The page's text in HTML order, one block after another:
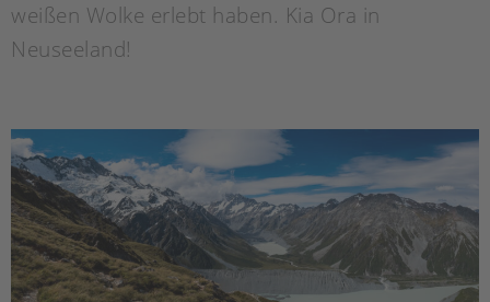
weißen Wolke erlebt haben. Kia Ora in
Neuseeland!